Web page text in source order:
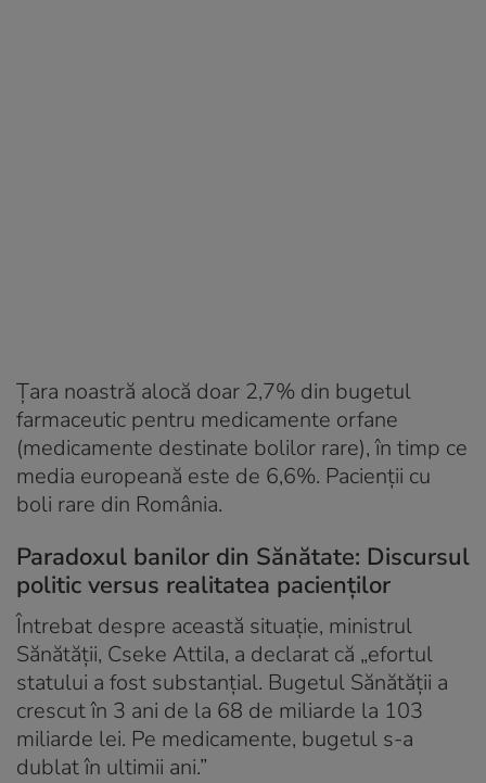
Țara noastră alocă doar 2,7% din bugetul
farmaceutic pentru medicamente orfane
(medicamente destinate bolilor rare), în timp ce
media europeană este de 6,6%. Pacienții cu
boli rare din România.
Paradoxul banilor din Sănătate: Discursul
politic versus realitatea pacienților
Întrebat despre această situație, ministrul
Sănătății, Cseke Attila, a declarat că „efortul
statului a fost substanțial. Bugetul Sănătății a
crescut în 3 ani de la 68 de miliarde la 103
miliarde lei. Pe medicamente, bugetul s-a
dublat în ultimii ani.”